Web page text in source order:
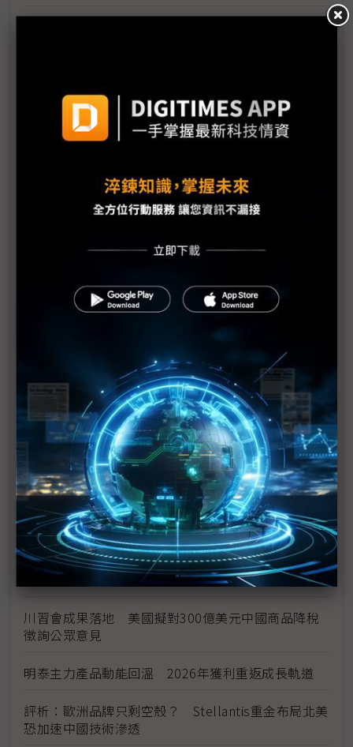
台美關稅與能源價格成兩大關鍵 尚騰看好2H26車市
模組拚2027放量
規避關稅大打平價與豪奢雙戰線 中系電動車4月歐
裕融嚴陳莉蓮：汽車、出行與用車事業的協同發展
AI應用與綠能發展推動創新
回應232關稅優惠上路 東陽：對台灣汽車零件產業
新纖：地緣風險是危機也是轉機 三大布局推進成長
台美投資MOU關稅優惠先落地 汽車零組件15%、航
中資背景也能過關 Volvo獲白宮豁免可繼續在美賣
車
裕隆國產、外銷同步並進 嚴陳莉蓮：AI賦能強化核
心競爭力與轉型
茂林加速東南亞布局 越南新廠2Q量產、泰國建廠規
畫隨後上
川普關稅再退款206億美元 CBP同步修正兩週前烏
龍數字
川習會成果落地 美國擬對300億美元中國商品降稅
徵詢公眾意見
明泰主力產品動能回溫 2026年獲利重返成長軌道
評析：歐洲品牌只剩空殼？ Stellantis重金布局北美
恐加速中國技術滲透